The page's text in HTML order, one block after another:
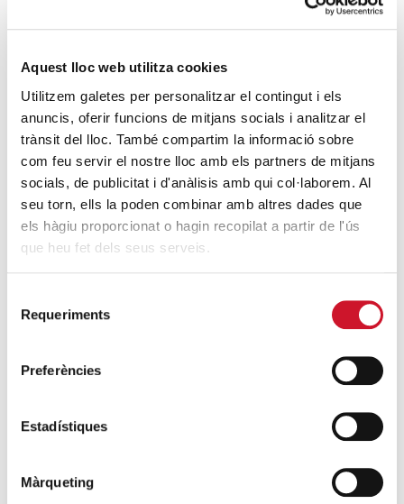
Aquest lloc web utilitza cookies
Utilitzem galetes per personalitzar el contingut i els
anuncis, oferir funcions de mitjans socials i analitzar el
trànsit del lloc. També compartim la informació sobre
com feu servir el nostre lloc amb els partners de mitjans
socials, de publicitat i d'anàlisis amb qui col·laborem. Al
seu torn, ells la poden combinar amb altres dades que
els hàgiu proporcionat o hagin recopilat a partir de l'ús
que heu fet dels seus serveis.
Requeriments
Preferències
Estadístiques
Màrqueting
SEGUEIX LLEGINT
de Marialar
SEGUEIX LLEGINT
La solidaritat en concert
SEGUEIX LLEGINT
Càritas expressa la seva preocupació per
la situació a Ceuta i fa una crida a la
SEGUEIX LLEGINT
Càritas Barcelona acompanya més de
SEGUEIX LLEGINT